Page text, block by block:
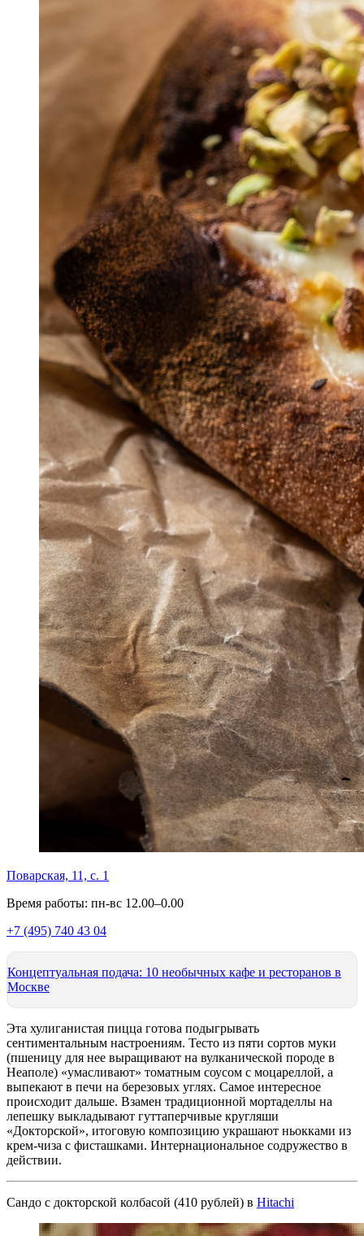
Поварская, 11, с. 1
Время работы: пн-вс 12.00–0.00
+7 (495) 740 43 04
Концептуальная подача: 10 необычных кафе и ресторанов в
Москве
Эта хулиганистая пицца готова подыгрывать
сентиментальным настроениям. Тесто из пяти сортов муки
(пшеницу для нее выращивают на вулканической породе в
Неаполе) «умасливают» томатным соусом с моцареллой, а
выпекают в печи на березовых углях. Самое интересное
происходит дальше. Взамен традиционной мортаделлы на
лепешку выкладывают гуттаперчивые кругляши
«Докторской», итоговую композицию украшают ньокками из
крем-чиза с фисташками. Интернациональное содружество в
действии.
Сандо с докторской колбасой (410 рублей) в Hitachi